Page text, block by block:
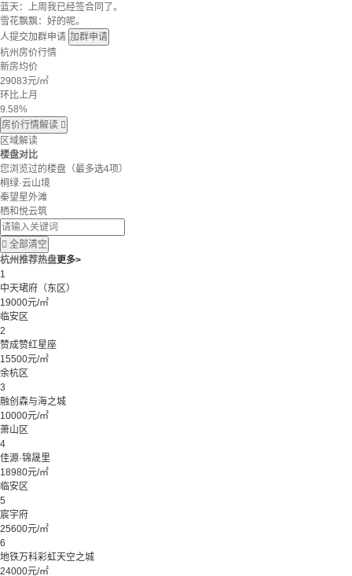
蓝天：上周我已经签合同了。
雪花飘飘：好的呢。
人提交加群申请 加群申请
杭州房价行情
新房均价
29083元/㎡
环比上月
9.58%
房价行情解读 
区域解读
楼盘对比
您浏览过的楼盘 （最多选4项）
桐绿·云山境
秦望星外滩
栖和悦云筑
 全部清空
杭州推荐热盘更多>
1
中天珺府（东区）
19000元/㎡
临安区
2
赞成赞红星座
15500元/㎡
余杭区
3
融创森与海之城
10000元/㎡
萧山区
4
佳源·锦晟里
18980元/㎡
临安区
5
宸宇府
25600元/㎡
6
地铁万科彩虹天空之城
24000元/㎡